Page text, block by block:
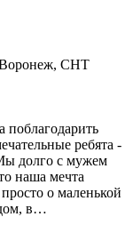
Воронеж, СНТ
поблагодарить
ребята -
долго с мужем
наша мечта
о маленькой
в…